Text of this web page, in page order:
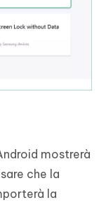
mostrerà
che la
la